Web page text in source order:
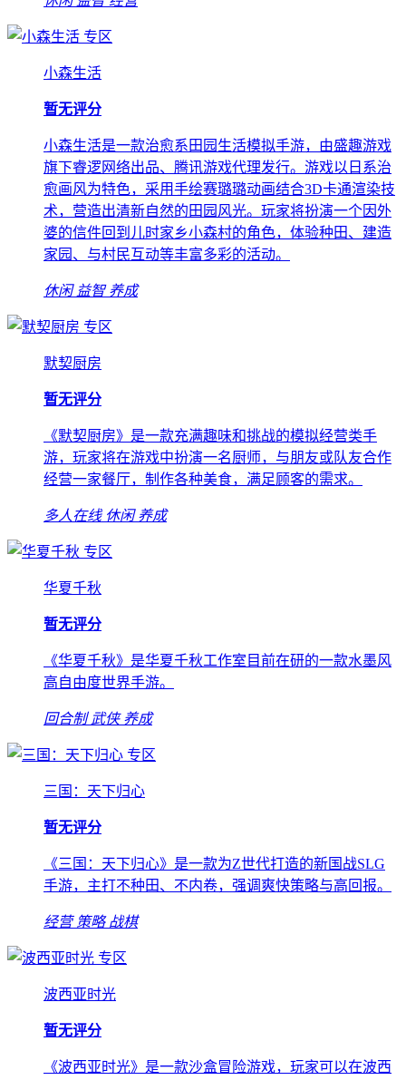
专区
小森生活
暂无评分
小森生活是一款治愈系田园生活模拟手游，由盛趣游戏
旗下睿逻网络出品、腾讯游戏代理发行。游戏以日系治
愈画风为特色，采用手绘赛璐璐动画结合3D卡通渲染技
术，营造出清新自然的田园风光。玩家将扮演一个因外
婆的信件回到儿时家乡小森村的角色，体验种田、建造
家园、与村民互动等丰富多彩的活动。
休闲 益智 养成
专区
默契厨房
暂无评分
《默契厨房》是一款充满趣味和挑战的模拟经营类手
游，玩家将在游戏中扮演一名厨师，与朋友或队友合作
经营一家餐厅，制作各种美食，满足顾客的需求。
多人在线 休闲 养成
专区
华夏千秋
暂无评分
《华夏千秋》是华夏千秋工作室目前在研的一款水墨风
高自由度世界手游。
回合制 武侠 养成
专区
三国：天下归心
暂无评分
《三国：天下归心》是一款为Z世代打造的新国战SLG
手游，主打不种田、不内卷，强调爽快策略与高回报。
经营 策略 战棋
专区
波西亚时光
暂无评分
《波西亚时光》是一款沙盒冒险游戏，玩家可以在波西